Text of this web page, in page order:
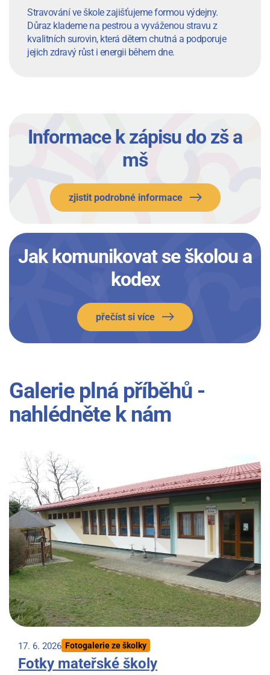
Stravování ve škole zajišťujeme formou výdejny.
Důraz klademe na pestrou a vyváženou stravu z
kvalitních surovin, která dětem chutná a podporuje
jejich zdravý růst i energii během dne.
Informace k zápisu do zš a
mš
zjistit podrobné informace
Jak komunikovat se školou a
kodex
přečíst si více
Galerie plná příběhů -
nahlédněte k nám
17. 6. 2026 Fotogalerie ze školky
Fotky mateřské školy